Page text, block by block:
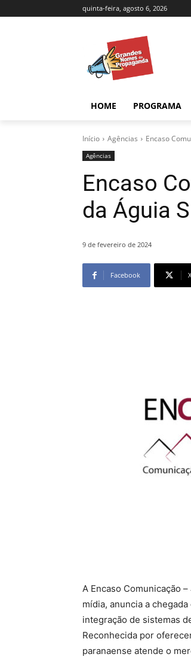
quinta-feira, agosto 6, 2026
HOME PROGRAMA
Início Agências Encaso
Agências
Encaso
da Águia
9 de fevereiro de 2024
Facebook X
A Encaso Comunicação
mídia, anuncia a
integração de sistemas
Reconhecida por
paranaense atende o